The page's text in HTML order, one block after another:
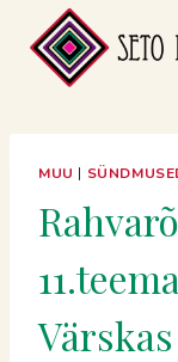
content
MUU |
Värskas